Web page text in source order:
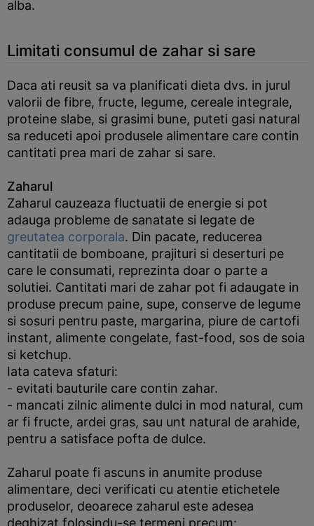
alba.
Limitati consumul de zahar si sare
Daca ati reusit sa va planificati dieta dvs. in jurul
valorii de fibre, fructe, legume, cereale integrale,
proteine slabe, si grasimi bune, puteti gasi natural
sa reduceti apoi produsele alimentare care contin
cantitati prea mari de zahar si sare.
Zaharul
Zaharul cauzeaza fluctuatii de energie si pot
adauga probleme de sanatate si legate de
greutatea corporala. Din pacate, reducerea
cantitatii de bomboane, prajituri si deserturi pe
care le consumati, reprezinta doar o parte a
solutiei. Cantitati mari de zahar pot fi adaugate in
produse precum paine, supe, conserve de legume
si sosuri pentru paste, margarina, piure de cartofi
instant, alimente congelate, fast-food, sos de soia
si ketchup.
Iata cateva sfaturi:
- evitati bauturile care contin zahar.
- mancati zilnic alimente dulci in mod natural, cum
ar fi fructe, ardei gras, sau unt natural de arahide,
pentru a satisface pofta de dulce.
Zaharul poate fi ascuns in anumite produse
alimentare, deci verificati cu atentie etichetele
produselor, deoarece zaharul este adesea
deghizat folosindu-se termeni precum: